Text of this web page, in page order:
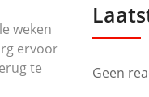
weken
ervoor
te
Geen